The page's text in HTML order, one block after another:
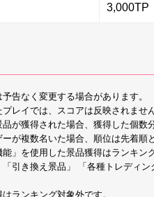
3,000TP
告なく変更する場合があります。
レイでは、スコアは反映されません
が獲得された場合、獲得した個数
が複数名いた場合、順位は先着順
」を使用した景品獲得はランキン
「引き換え景品」 「各種トレディ
ランキング対象外です。